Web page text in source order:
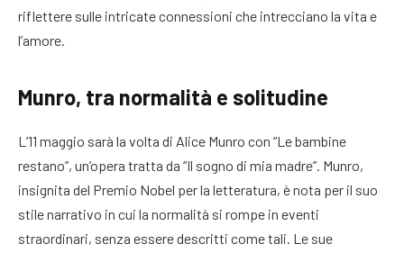
riflettere sulle intricate connessioni che intrecciano la vita e
l’amore.
Munro, tra normalità e solitudine
L’11 maggio sarà la volta di Alice Munro con “Le bambine
restano”, un’opera tratta da “Il sogno di mia madre”. Munro,
insignita del Premio Nobel per la letteratura, è nota per il suo
stile narrativo in cui la normalità si rompe in eventi
straordinari, senza essere descritti come tali. Le sue